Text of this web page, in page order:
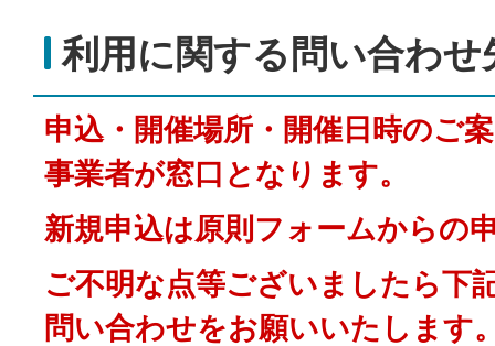
利用に関する問い合わせ
申込・開催場所・開催日時のご
事業者が窓口となります。
新規申込は原則フォームからの
ご不明な点等ございましたら下
問い合わせをお願いいたします